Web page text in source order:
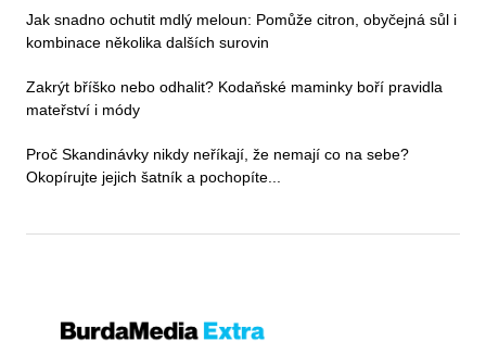
Jak snadno ochutit mdlý meloun: Pomůže citron, obyčejná sůl i
kombinace několika dalších surovin
Zakrýt bříško nebo odhalit? Kodaňské maminky boří pravidla
mateřství i módy
Proč Skandinávky nikdy neříkají, že nemají co na sebe?
Okopírujte jejich šatník a pochopíte...